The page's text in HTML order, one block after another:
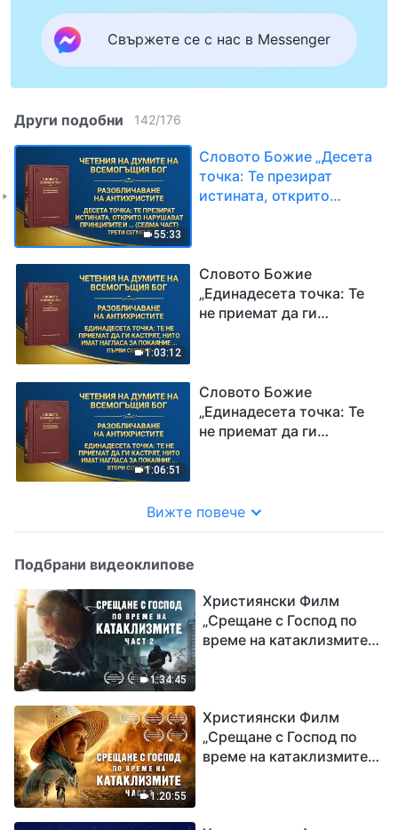
Свържете се с нас в Messenger
Други подобни 142/176
55:33
Словото Божие „Десета
точка: Те презират
истината, открито
дом (седма част)“ Трети
сегмент
1:03:12
Словото Божие
„Единадесета точка: Те
не приемат да ги
вместо това
разпространяват
представи и открито
1:06:51
Словото Божие
„Единадесета точка: Те
не приемат да ги
вместо това
разпространяват
Вижте повече
Подбрани видеоклипове
1:34:45
Християнски Филм
„Срещане с Господ по
време на катаклизмите“
1:20:55
Християнски Филм
„Срещане с Господ по
време на катаклизмите“